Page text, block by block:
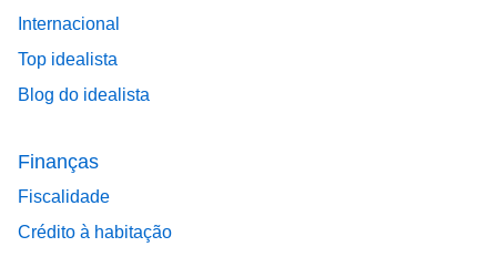
Internacional
Top idealista
Blog do idealista
Finanças
Fiscalidade
Crédito à habitação